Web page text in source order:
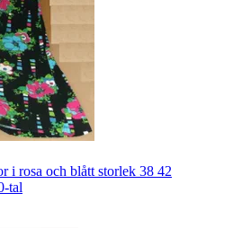
i rosa och blått storlek 38 42
tal